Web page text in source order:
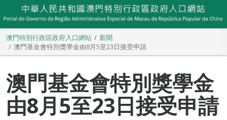
澳門特別行政區政府入口網站
新聞
澳門基金會特別獎學金由8月5至23日接受申請
澳門基金會特別獎學金
由8月5至23日接受申請